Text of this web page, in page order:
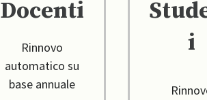
Docenti
Rinnovo
automatico su
base annuale
i